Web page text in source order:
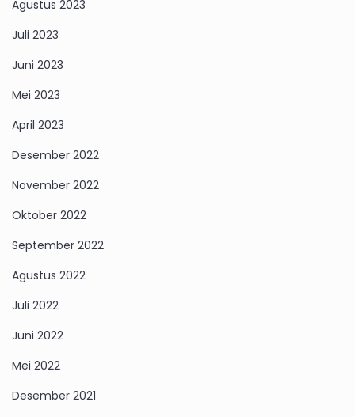
Agustus 2023
Juli 2023
Juni 2023
Mei 2023
April 2023
Desember 2022
November 2022
Oktober 2022
September 2022
Agustus 2022
Juli 2022
Juni 2022
Mei 2022
Desember 2021